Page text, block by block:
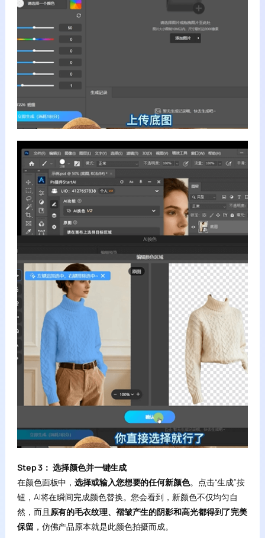
Step 3： 选择颜色并一键生成
在颜色面板中，选择或输入您想要的任何新颜色。点击“生成”按
钮，AI将在瞬间完成颜色替换。您会看到，新颜色不仅均匀自
然，而且 原有的毛衣纹理、褶皱产生的阴影和高光都得到了完美
保留 ，仿佛产品原本就是此颜色拍摄而成。